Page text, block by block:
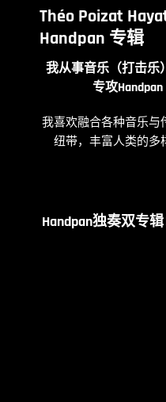
Théo Poizat
Handpan 专辑
我从事音乐（打击乐
专攻
我喜欢融合各种音乐与
纽带，丰富人类的多
Handpan独奏双专